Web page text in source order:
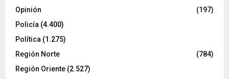
Opinión
(197)
Policía (4.400)
Política (1.275)
Región Norte
(784)
Región Oriente (2.527)